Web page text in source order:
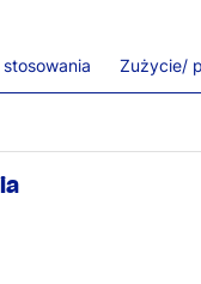
Zużycie/